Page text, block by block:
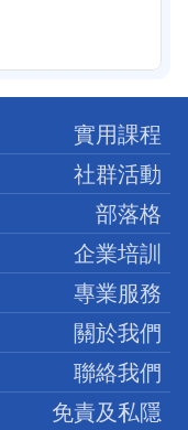
實用課程
社群活動
部落格
企業培訓
專業服務
關於我們
聯絡我們
免責及私隱